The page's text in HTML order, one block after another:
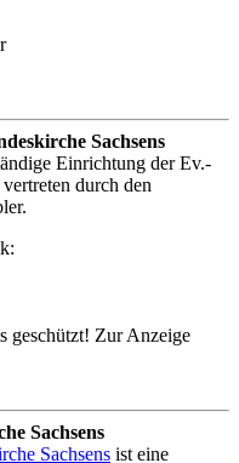
Sachsens
Einrichtung der Ev.-
durch den
geschützt! Zur Anzeige
Sachsens
Sachsens ist eine